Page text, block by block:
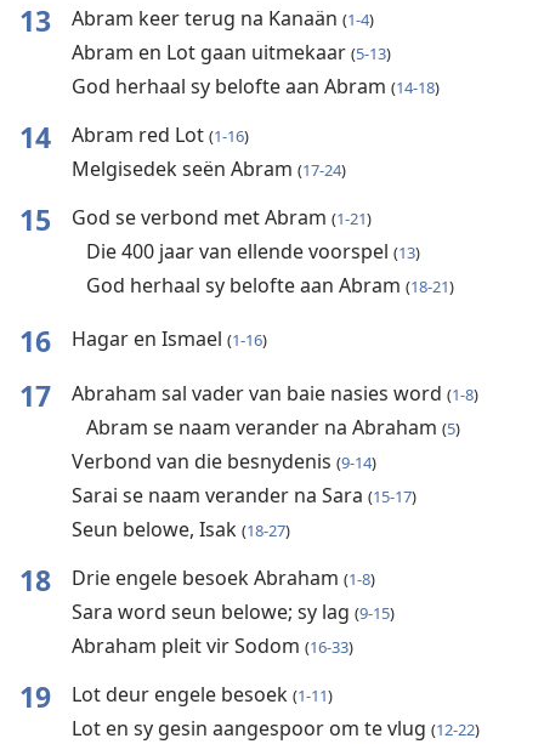
13 Abram keer terug na Kanaän (1-4)
Abram en Lot gaan uitmekaar (5-13)
God herhaal sy belofte aan Abram (14-18)
14 Abram red Lot (1-16)
Melgisedek seën Abram (17-24)
15 God se verbond met Abram (1-21)
Die 400 jaar van ellende voorspel (13)
God herhaal sy belofte aan Abram (18-21)
16 Hagar en Ismael (1-16)
17 Abraham sal vader van baie nasies word (1-8)
Abram se naam verander na Abraham (5)
Verbond van die besnydenis (9-14)
Sarai se naam verander na Sara (15-17)
Seun belowe, Isak (18-27)
18 Drie engele besoek Abraham (1-8)
Sara word seun belowe; sy lag (9-15)
Abraham pleit vir Sodom (16-33)
19 Lot deur engele besoek (1-11)
Lot en sy gesin aangespoor om te vlug (12-22)